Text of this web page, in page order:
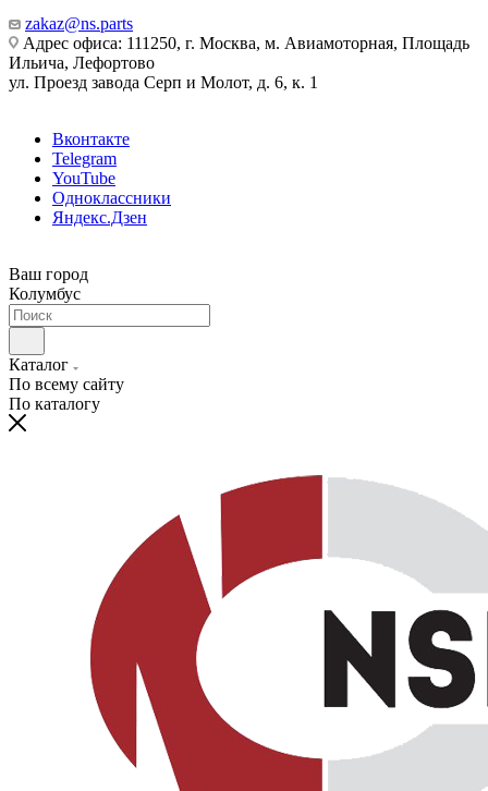
zakaz@ns.parts
Адрес офиса: 111250, г. Москва, м. Авиамоторная, Площадь
Ильича, Лефортово
ул. Проезд завода Серп и Молот, д. 6, к. 1
Вконтакте
Telegram
YouTube
Одноклассники
Яндекс.Дзен
Ваш город
Колумбус
Каталог
По всему сайту
По каталогу